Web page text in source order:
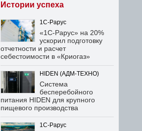
Истории успеха
1С-Рарус
«1С-Рарус» на 20%
ускорил подготовку
отчетности и расчет
себестоимости в «Криогаз»
HIDEN (АДМ-ТЕХНО)
Система
бесперебойного
питания HIDEN для крупного
пищевого производства
1С-Рарус